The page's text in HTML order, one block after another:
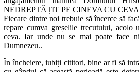
NEDREPTĂȚIT PE CINEVA CU
Fiecare dintre noi trebuie să încerce să
repare cumva greșelile trecutului, acolo
ceva. Iar unde nu se mai poate face
Dumnezeu..
În încheiere, iubiți cititori, bine ar fi să